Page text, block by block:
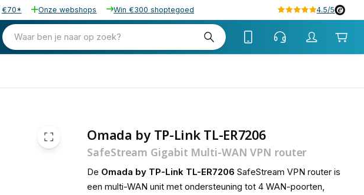
€70* Onze webshops Win €300 shoptegoed 4.5/5
Waar ben je naar op zoek?
Omada by TP-Link TL-ER7206
SafeStream Gigabit Multi-WAN VPN router
De Omada by TP-Link TL-ER7206 SafeStream VPN router is
een multi-WAN unit met ondersteuning tot 4 WAN-poorten,
82,10 excl. btw
99,34 incl. btw